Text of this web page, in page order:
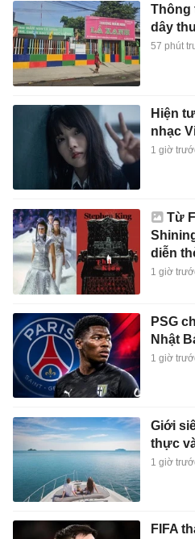
Thông
dây
57 phút
Hiện
nhạc
1 giờ
Từ
diễn
1 giờ
PSG
Nhật
1 giờ
Giới
thực
1 giờ
FIFA